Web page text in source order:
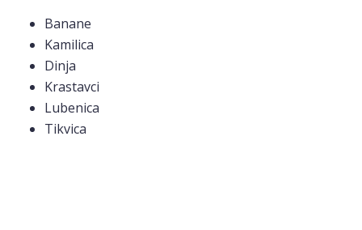
Banane
Kamilica
Dinja
Krastavci
Lubenica
Tikvica